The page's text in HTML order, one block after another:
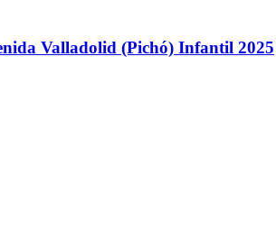
Valladolid (Pichó) Infantil 2025